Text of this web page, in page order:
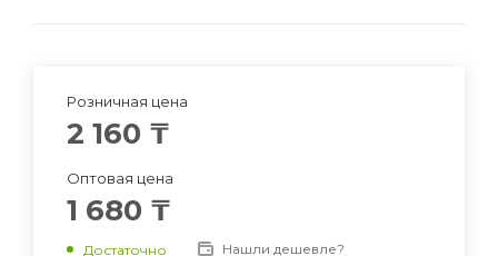
Розничная цена
2 160 ₸
Оптовая цена
1 680 ₸
Достаточно Нашли дешевле?